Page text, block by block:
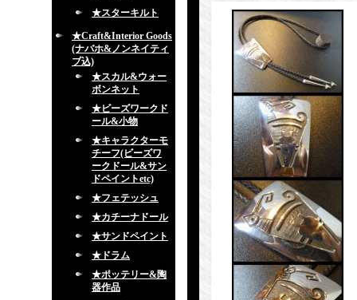
★スターキルト
★Craft&Interior Goods
(ナバホ&ノンネイティ
ブ込)
★スカル&ウォー
ボンネット
★ビーズワークド
ール&小物
★キャラクターモ
チーフ(ビーズワ
ークドール&サン
ドペイントetc)
★フェテッシュ
★カチーナドール
★サンドペイント
★ドラム
★ポッテリー&陶
器作品